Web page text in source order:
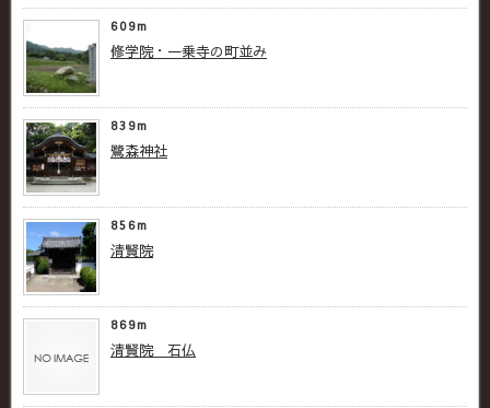
609m
修学院・一乗寺の町並み
839m
鷺森神社
856m
清賢院
869m
清賢院 石仏